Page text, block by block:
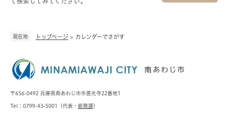
現在地 トップページ > カレンダーでさがす
〒656-0492 兵庫県南あわじ市市善光寺22番地1
Tel：0799-43-5001（代表・ 総務課）